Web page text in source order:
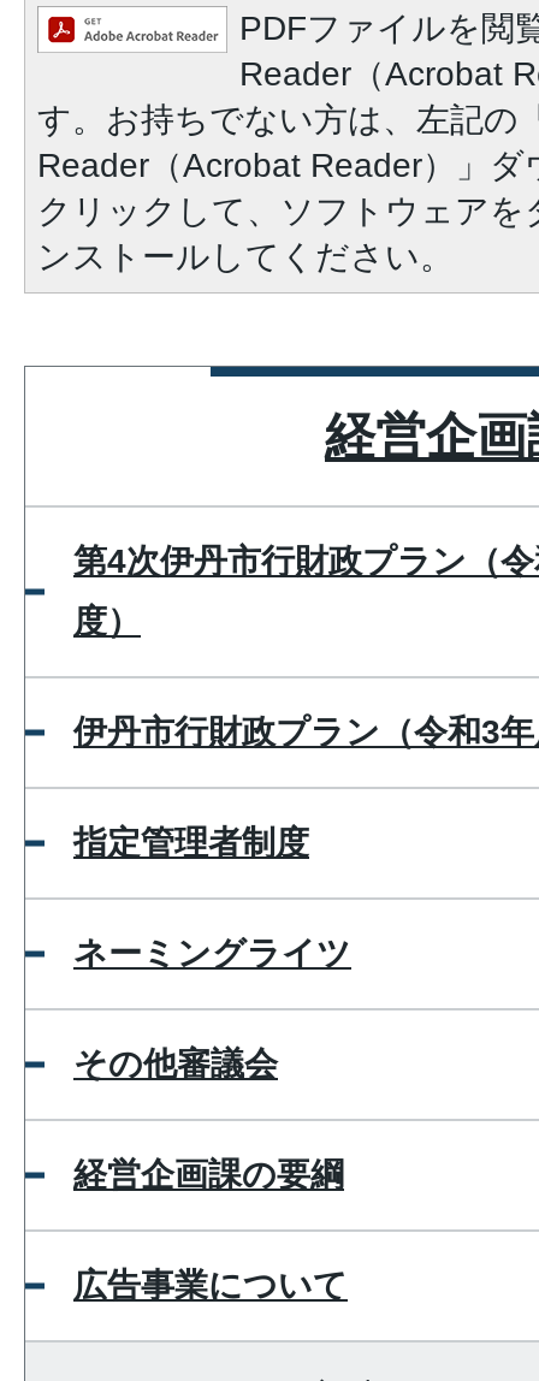
PDFファイルを閲
Reader（Acrobat
す。お持ちでない方は、左記の
Reader（Acrobat Reader）」
クリックして、ソフトウェア
ンストールしてください。
経営企画
第4次伊丹市行財政プラン（
度）
伊丹市行財政プラン（令和3
指定管理者制度
ネーミングライツ
その他審議会
経営企画課の要綱
広告事業について